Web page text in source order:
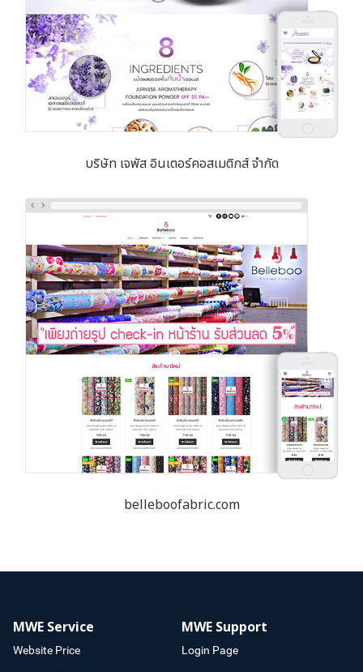
บริษัท เจพัส อินเตอร์คอสเมติกส์ จำกัด
belleboofabric.com
MWE Service
Website Price
MWE Support
Login Page